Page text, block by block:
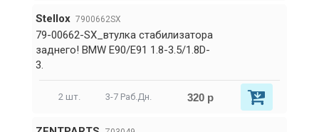
Stellox 7900662SX
79-00662-SX_втулка стабилизатора
заднего! BMW E90/E91 1.8-3.5/1.8D-
3.
2 шт. 3-7 Раб.Дн. 320 р